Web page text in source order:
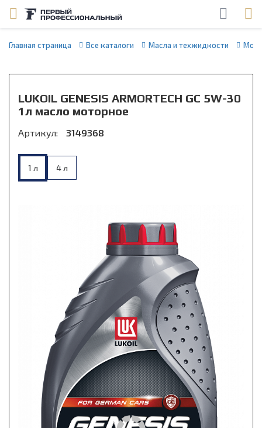
Главная страница Все каталоги Масла и техжидкости
LUKOIL GENESIS ARMORTECH GC 5W-30
1л масло моторное
Артикул: 3149368
1 л 4 л